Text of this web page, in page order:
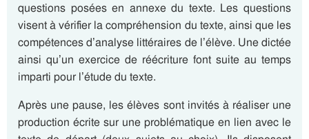
questions posées en annexe du texte. Les questions
visent à vérifier la compréhension du texte, ainsi que les
compétences d’analyse littéraires de l’élève. Une dictée
ainsi qu’un exercice de réécriture font suite au temps
imparti pour l’étude du texte.
Après une pause, les élèves sont invités à réaliser une
production écrite sur une problématique en lien avec le